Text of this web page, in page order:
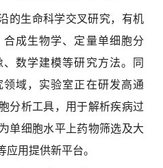
的生命科学交叉研究，有机
成生物学、定量单细胞分
数学建模等研究方法。同
域，实验室正在研发高通
分析工具，用于解析疾病过
单细胞水平上药物筛选及大
用提供新平台。